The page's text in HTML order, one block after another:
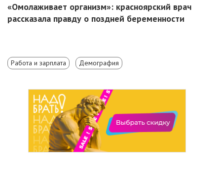
«Омолаживает организм»: красноярский врач
рассказала правду о поздней беременности
Работа и зарплата Демография